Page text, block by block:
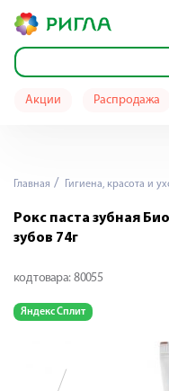
Акции Распродажа
Главная Гигиена, красота и
Рокс паста зубная
зубов 74г
код товара: 80055
Яндекс Сплит